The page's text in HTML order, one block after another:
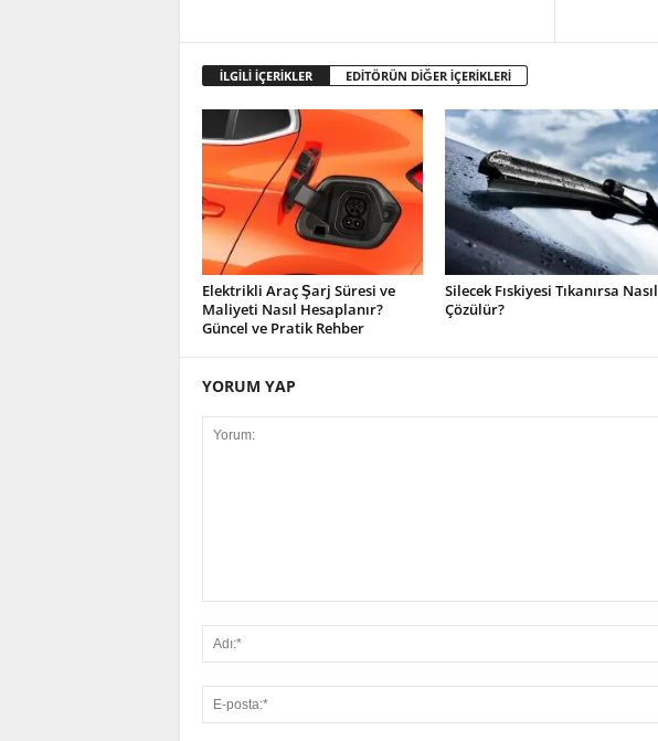
İLGİLİ İÇERİKLER EDİTÖRÜN DİĞER İÇERİKLERİ
Elektrikli Araç Şarj Süresi ve
Maliyeti Nasıl Hesaplanır?
Güncel ve Pratik Rehber
Silecek Fıskiyesi Tıkanırsa Nasıl
Çözülür?
YORUM YAP